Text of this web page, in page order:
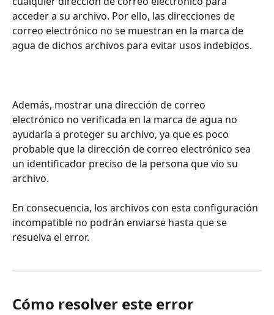
acceder a su archivo. Por ello, las direcciones de
correo electrónico no se muestran en la marca de
agua de dichos archivos para evitar usos indebidos.
Además, mostrar una dirección de correo
electrónico no verificada en la marca de agua no
ayudaría a proteger su archivo, ya que es poco
probable que la dirección de correo electrónico sea
un identificador preciso de la persona que vio su
archivo.
En consecuencia, los archivos con esta configuración
incompatible no podrán enviarse hasta que se
resuelva el error.
Cómo resolver este error